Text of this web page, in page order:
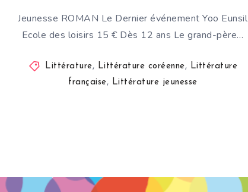
Jeunesse ROMAN Le Dernier événement Yoo Eunsil
Ecole des loisirs 15 € Dès 12 ans Le grand-père…
Littérature, Littérature coréenne, Littérature
française, Littérature jeunesse